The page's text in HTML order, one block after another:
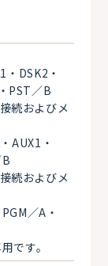
DSK2・
PST／B
続およびメ
AUX1・
続およびメ
／A・
です。